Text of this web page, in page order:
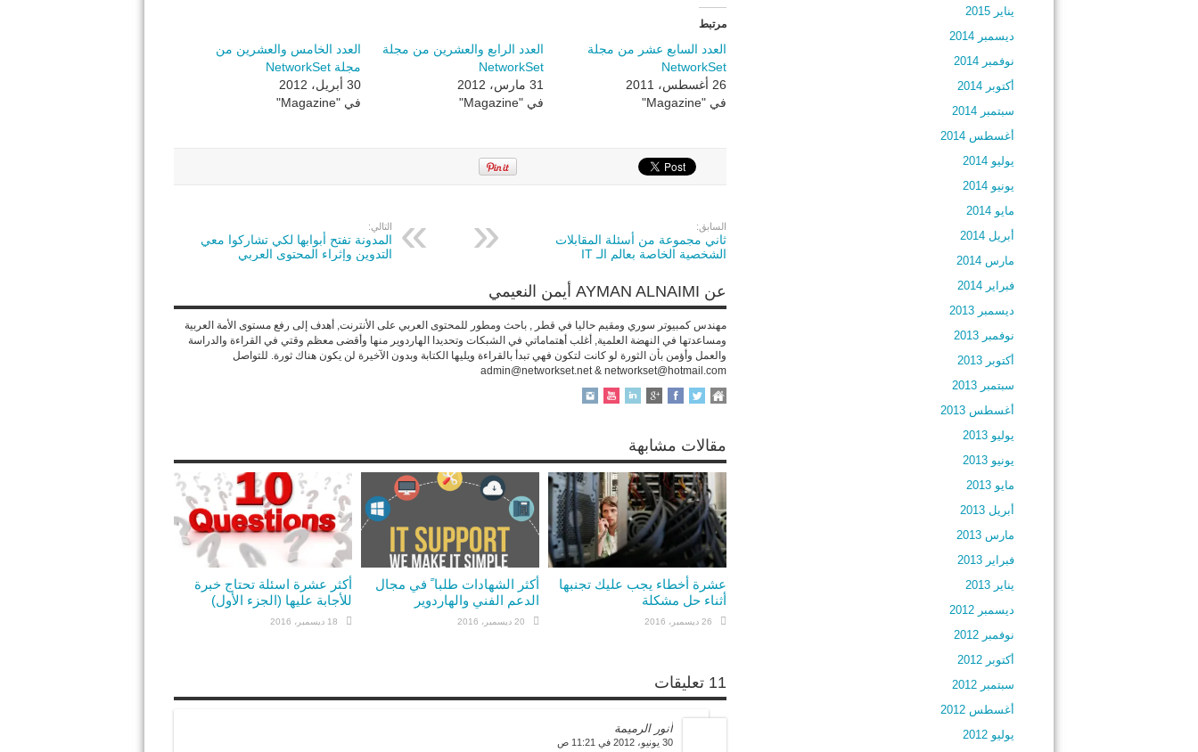
مرتبط
العدد السابع عشر من مجلة
NetworkSet
26 أغسطس، 2011
في "Magazine"
العدد الرابع والعشرين من مجلة
NetworkSet
31 مارس، 2012
في "Magazine"
العدد الخامس والعشرين من
مجلة NetworkSet
30 أبريل، 2012
في "Magazine"
السابق:
ثاني مجموعة من أسئلة المقابلات
الشخصية الخاصة بعالم الـ IT
التالي:
المدونة تفتح أبوابها لكي تشاركوا معي
التدوين وإثراء المحتوى العربي
عن AYMAN ALNAIMI أيمن النعيمي
مهندس كمبيوتر سوري ومقيم حاليا في قطر , باحث ومطور للمحتوى العربي على الأنترنت, أهدف إلى رفع مستوى الأمة العربية
ومساعدتها في النهضة العلمية, أغلب أهتماماتي في الشبكات وتحديدا الهاردوير منها وأقضى معظم وقتي في القراءة والدراسة
والعمل وأؤمن بأن الثورة لو كانت لتكون فهي تبدأ بالقراءة ويليها الكتابة وبدون الآخيرة لن يكون هناك ثورة. للتواصل
admin@networkset.net & networkset@hotmail.com
مقالات مشابهة
عشرة أخطاء يجب عليك تجنبها
أثناء حل مشكلة
26 ديسمبر، 2016
أكثر الشهادات طلبا ً في مجال
الدعم الفني والهاردوير
20 ديسمبر، 2016
أكثر عشرة اسئلة تحتاج خبرة
للأجابة عليها (الجزء الأول)
18 ديسمبر، 2016
11 تعليقات
أنور الرميمة
30 يونيو، 2012 في 11:21 ص
يناير 2015
ديسمبر 2014
نوفمبر 2014
أكتوبر 2014
سبتمبر 2014
أغسطس 2014
يوليو 2014
يونيو 2014
مايو 2014
أبريل 2014
مارس 2014
فبراير 2014
ديسمبر 2013
نوفمبر 2013
أكتوبر 2013
سبتمبر 2013
أغسطس 2013
يوليو 2013
يونيو 2013
مايو 2013
أبريل 2013
مارس 2013
فبراير 2013
يناير 2013
ديسمبر 2012
نوفمبر 2012
أكتوبر 2012
سبتمبر 2012
أغسطس 2012
يوليو 2012